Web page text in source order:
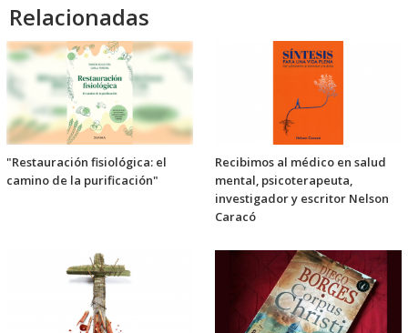
Relacionadas
"Restauración fisiológica: el
camino de la purificación"
Recibimos al médico en salud
mental, psicoterapeuta,
investigador y escritor Nelson
Caracó